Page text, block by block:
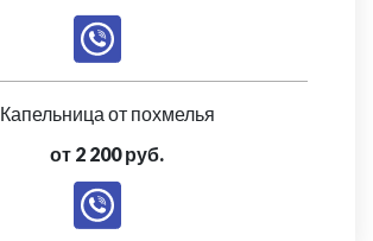
Капельница от похмелья
от 2 200 руб.